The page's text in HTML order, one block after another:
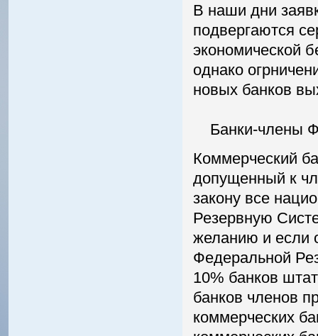
В наши дни
подвергаются
экономической
однако
новых банков
Банки-члены
Коммерческий
допущенный к
закону все
Резервную
желанию и если
Федеральной
10% банков
банков членов
коммерческих